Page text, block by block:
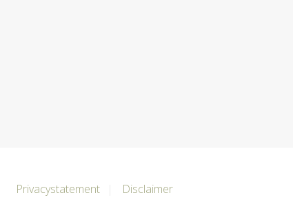
Privacystatement Disclaimer